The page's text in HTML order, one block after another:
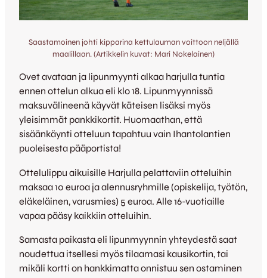
Saastamoinen johti kipparina kettulauman voittoon neljällä
maalillaan. (Artikkelin kuvat: Mari Nokelainen)
Ovet avataan ja lipunmyynti alkaa harjulla tuntia
ennen ottelun alkua eli klo 18. Lipunmyynnissä
maksuvälineenä käyvät käteisen lisäksi myös
yleisimmät pankkikortit. Huomaathan, että
sisäänkäynti otteluun tapahtuu vain Ihantolantien
puoleisesta pääportista!
Ottelulippu aikuisille Harjulla pelattaviin otteluihin
maksaa 10 euroa ja alennusryhmille (opiskelija, työtön,
eläkeläinen, varusmies) 5 euroa. Alle 16-vuotiaille
vapaa pääsy kaikkiin otteluihin.
Samasta paikasta eli lipunmyynnin yhteydestä saat
noudettua itsellesi myös tilaamasi kausikortin, tai
mikäli kortti on hankkimatta onnistuu sen ostaminen